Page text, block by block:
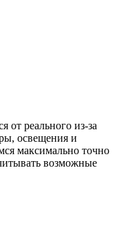
от реального из-за
освещения и
максимально точно
возможные